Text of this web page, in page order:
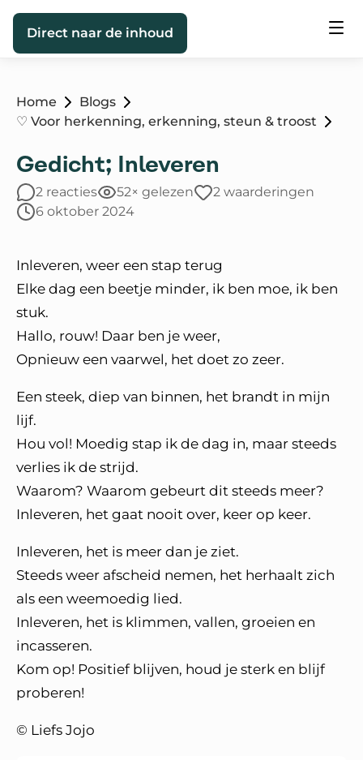
Direct naar de inhoud
Home
Blogs
♡ Voor herkenning, erkenning, steun & troost
Gedicht; Inleveren
2 reacties 52× gelezen
2 waarderingen
6 oktober 2024
Inleveren, weer een stap terug
Elke dag een beetje minder, ik ben moe, ik ben
stuk.
Hallo, rouw! Daar ben je weer,
Opnieuw een vaarwel, het doet zo zeer.
Een steek, diep van binnen, het brandt in mijn
lijf.
Hou vol! Moedig stap ik de dag in, maar steeds
verlies ik de strijd.
Waarom? Waarom gebeurt dit steeds meer?
Inleveren, het gaat nooit over, keer op keer.
Inleveren, het is meer dan je ziet.
Steeds weer afscheid nemen, het herhaalt zich
als een weemoedig lied.
Inleveren, het is klimmen, vallen, groeien en
incasseren.
Kom op! Positief blijven, houd je sterk en blijf
proberen!
© Liefs Jojo